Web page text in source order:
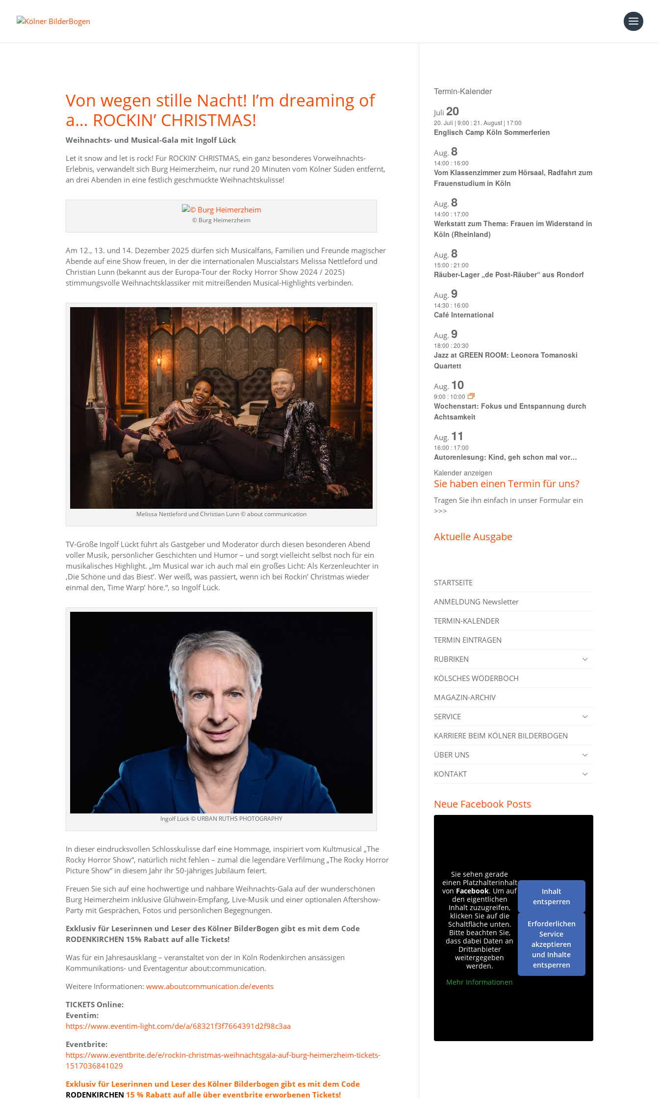
Von wegen stille Nacht! I’m dreaming of
a… ROCKIN’ CHRISTMAS!
Weihnachts- und Musical-Gala mit Ingolf Lück
Let it snow and let is rock! Für ROCKIN’ CHRISTMAS, ein ganz besonderes Vorweihnachts-
Erlebnis, verwandelt sich Burg Heimerzheim, nur rund 20 Minuten vom Kölner Süden entfernt,
an drei Abenden in eine festlich geschmückte Weihnachtskulisse!
© Burg Heimerzheim
Am 12., 13. und 14. Dezember 2025 dürfen sich Musicalfans, Familien und Freunde magischer
Abende auf eine Show freuen, in der die internationalen Muscialstars Melissa Nettleford und
Christian Lunn (bekannt aus der Europa-Tour der Rocky Horror Show 2024 / 2025)
stimmungsvolle Weihnachtsklassiker mit mitreißenden Musical-Highlights verbinden.
Melissa Nettleford und Christian Lunn © about communication
TV-Größe Ingolf Lückt führt als Gastgeber und Moderator durch diesen besonderen Abend
voller Musik, persönlicher Geschichten und Humor – und sorgt vielleicht selbst noch für ein
musikalisches Highlight. „Im Musical war ich auch mal ein großes Licht: Als Kerzenleuchter in
‚Die Schöne und das Biest’. Wer weiß, was passiert, wenn ich bei Rockin’ Christmas wieder
einmal den‚ Time Warp’ höre.“, so Ingolf Lück.
Ingolf Lück © URBAN RUTHS PHOTOGRAPHY
In dieser eindrucksvollen Schlosskulisse darf eine Hommage, inspiriert vom Kultmusical „The
Rocky Horror Show“, natürlich nicht fehlen – zumal die legendäre Verfilmung „The Rocky Horror
Picture Show“ in diesem Jahr ihr 50-jähriges Jubiläum feiert.
Freuen Sie sich auf eine hochwertige und nahbare Weihnachts-Gala auf der wunderschönen
Burg Heimerzheim inklusive Glühwein-Empfang, Live-Musik und einer optionalen Aftershow-
Party mit Gesprächen, Fotos und persönlichen Begegnungen.
Exklusiv für Leserinnen und Leser des Kölner BilderBogen gibt es mit dem Code
RODENKIRCHEN 15% Rabatt auf alle Tickets!
Was für ein Jahresausklang – veranstaltet von der in Köln Rodenkirchen ansässigen
Kommunikations- und Eventagentur about:communication.
Weitere Informationen:www.aboutcommunication.de/events
TICKETS Online:
Eventim:
https://www.eventim-light.com/de/a/68321f3f7664391d2f98c3aa
Eventbrite:
https://www.eventbrite.de/e/rockin-christmas-weihnachtsgala-auf-burg-heimerzheim-tickets-
1517036841029
Exklusiv für Leserinnen und Leser des Kölner Bilderbogen gibt es mit dem Code
RODENKIRCHEN 15 % Rabatt auf alle über eventbrite erworbenen Tickets!
Termin-Kalender
Juli 20
20. Juli | 9:00 :21. August | 17:00
Englisch Camp Köln Sommerferien
Aug. 8
14:00 : 16:00
Vom Klassenzimmer zum Hörsaal, Radfahrt zum
Frauenstudium in Köln
Aug. 8
14:00 : 17:00
Werkstatt zum Thema: Frauen im Widerstand in
Köln (Rheinland)
Aug. 8
15:00 :21:00
Räuber-Lager „de Post-Räuber“ aus Rondorf
Aug. 9
14:30 : 16:00
Café International
Aug. 9
18:00 :20:30
Jazz at GREEN ROOM: Leonora Tomanoski
Quartett
Aug. 10
9:00 : 10:00
Wochenstart: Fokus und Entspannung durch
Achtsamkeit
Aug. 11
16:00 : 17:00
Autorenlesung: Kind, geh schon mal vor…
Kalender anzeigen
Sie haben einen Termin für uns?
Tragen Sie ihn einfach in unser Formular ein
>>>
Aktuelle Ausgabe
STARTSEITE
ANMELDUNG Newsletter
TERMIN-KALENDER
TERMIN EINTRAGEN
RUBRIKEN
KÖLSCHES WÖDERBOCH
MAGAZIN-ARCHIV
SERVICE
KARRIERE BEIM KÖLNER BILDERBOGEN
ÜBER UNS
KONTAKT
Neue Facebook Posts
Sie sehen gerade
einen Platzhalterinhalt
von Facebook. Um auf
den eigentlichen
Inhalt zuzugreifen,
klicken Sie auf die
Schaltfläche unten.
Bitte beachten Sie,
dass dabei Daten an
Drittanbieter
weitergegeben
werden.
Mehr Informationen
Inhalt
entsperren
Erforderlichen
Service
akzeptieren
und Inhalte
entsperren